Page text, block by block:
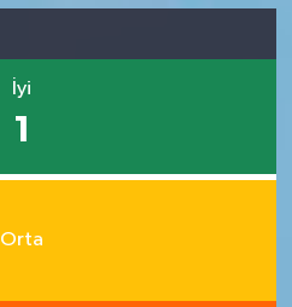
İyi
1
Orta